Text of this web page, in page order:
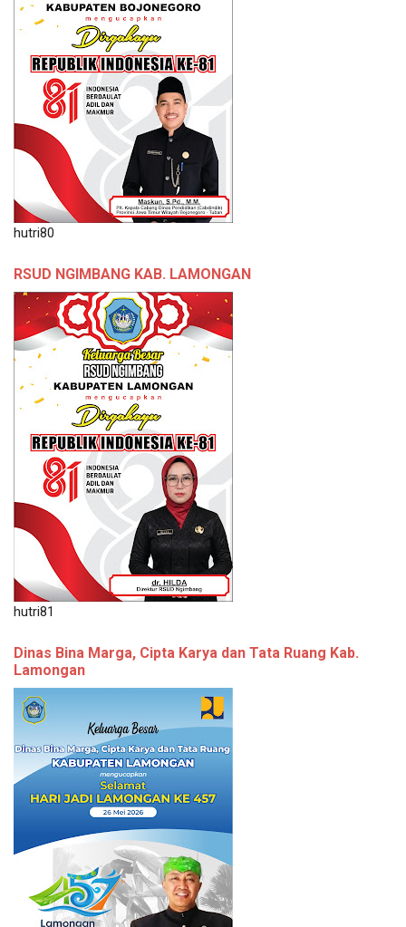
hutri80
RSUD NGIMBANG KAB. LAMONGAN
hutri81
Dinas Bina Marga, Cipta Karya dan Tata Ruang Kab.
Lamongan